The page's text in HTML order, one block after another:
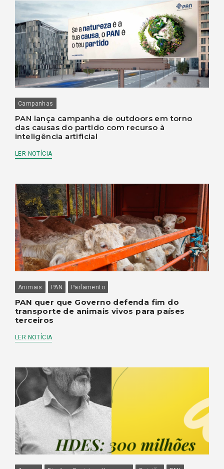
Campanhas
PAN lança campanha de outdoors em torno
das causas do partido com recurso à
inteligência artificial
LER NOTÍCIA
Animais PAN Parlamento
PAN quer que Governo defenda fim do
transporte de animais vivos para países
terceiros
LER NOTÍCIA